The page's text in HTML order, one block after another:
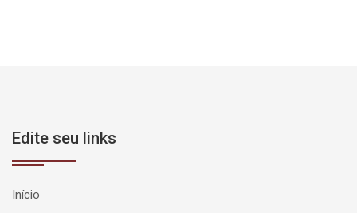
Edite seu links
Início